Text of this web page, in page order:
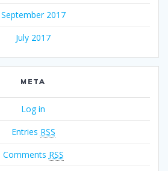
September 2017
July 2017
META
Log in
Entries RSS
Comments RSS